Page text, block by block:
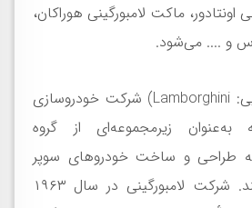
ماکت لامبورگینی هوراکان،
و .... می‌شود.
لامبورگینی (به ایتالیایی: Lamborghini) شرکت خودروسازی
به‌عنوان زیرمجموعه‌ای از گروه
طراحی و ساخت خودروهای سوپر
اسپرت فعالیت می‌کند. شرکت لامبورگینی در سال ۱۹۶۳